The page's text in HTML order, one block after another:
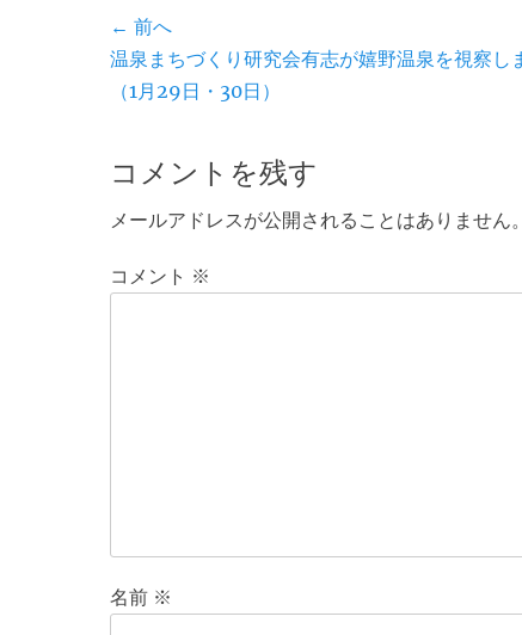
ー
投
稿
ビ
シ
← 前へ
前
の
温泉まちづくり研究会有志が嬉野温泉を視察し
（1月29日・30日）
コメントを残す
メールアドレスが公開されることはありません。
コメント ※
名前 ※